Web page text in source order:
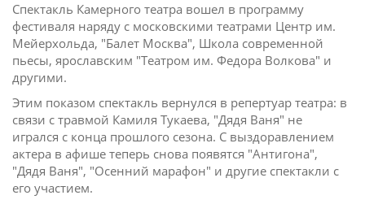
Спектакль Камерного театра вошел в программу
фестиваля наряду с московскими театрами Центр им.
Мейерхольда, "Балет Москва", Школа современной
пьесы, ярославским "Театром им. Федора Волкова" и
другими.
Этим показом спектакль вернулся в репертуар театра: в
связи с травмой Камиля Тукаева, "Дядя Ваня" не
игрался с конца прошлого сезона. С выздоравлением
актера в афише теперь снова появятся "Антигона",
"Дядя Ваня", "Осенний марафон" и другие спектакли с
его участием.